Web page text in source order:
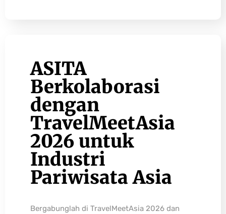
ASITA
Berkolaborasi
dengan
TravelMeetAsia
2026 untuk
Industri
Pariwisata Asia
Bergabunglah di TravelMeetAsia 2026 dan